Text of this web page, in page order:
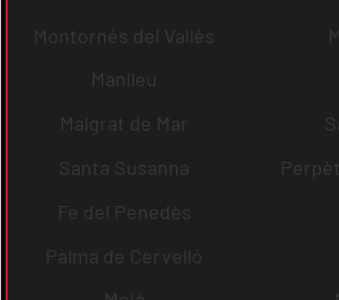
Montornès del Vallès
Manlleu
Malgrat de Mar
Santa Susanna
Fe del Penedès
Palma de Cervelló